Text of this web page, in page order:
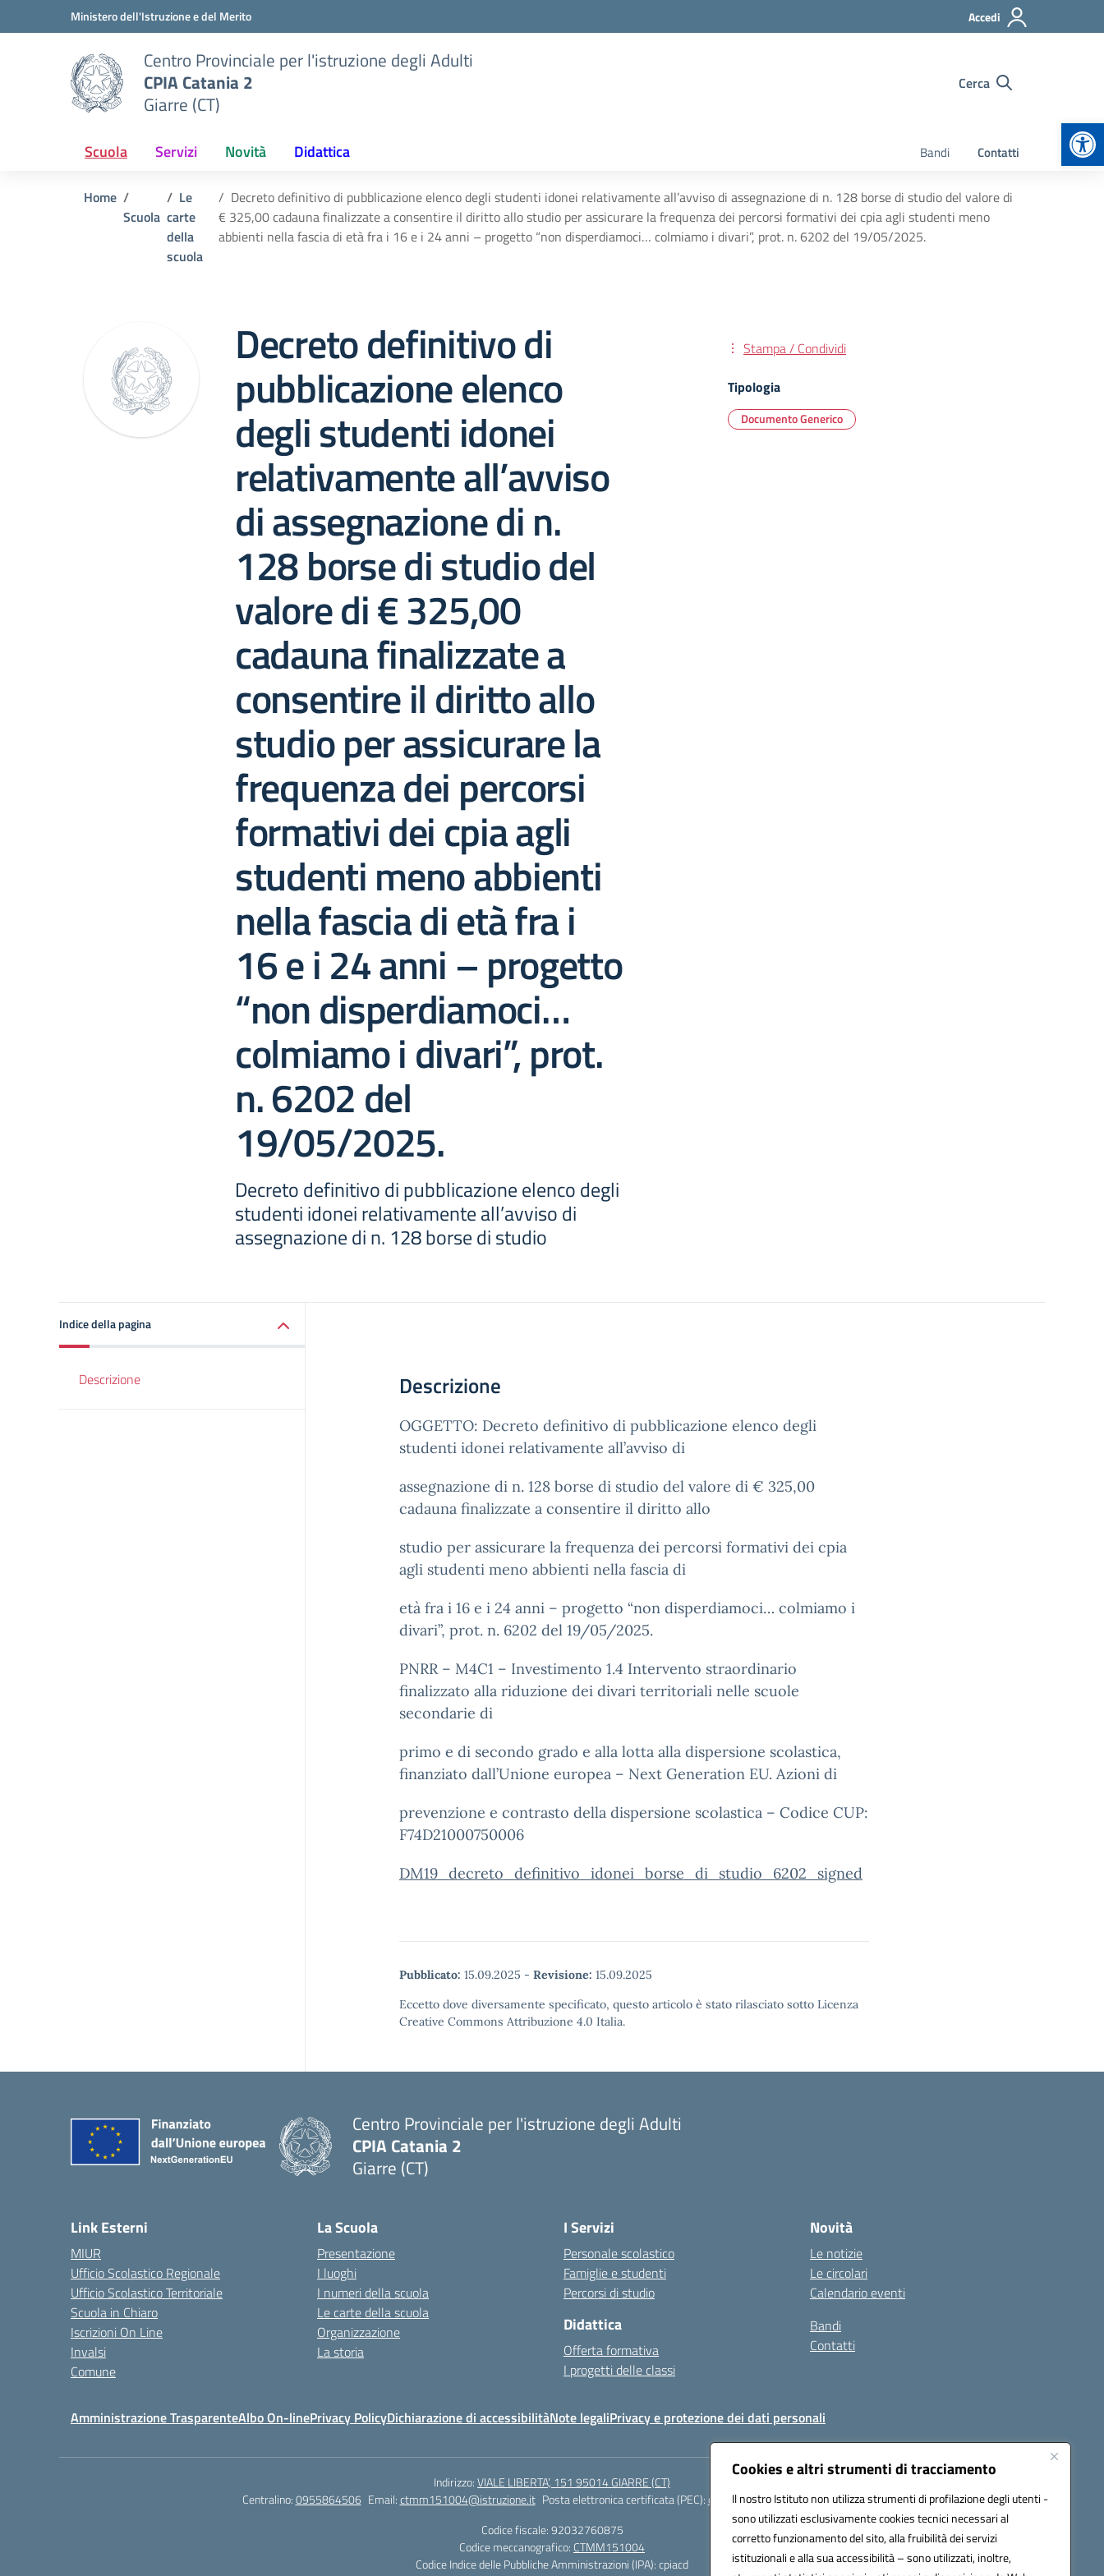
Cookies e altri strumenti di tracciamento
Il nostro Istituto non utilizza strumenti di profilazione degli utenti -
sono utilizzati esclusivamente cookies tecnici necessari al
corretto funzionamento del sito, alla fruibilità dei servizi
istituzionali e alla sua accessibilità – sono utilizzati, inoltre,
Vai ai contenuti
Vai al menu di navigazioneMinistero dell'Istruzione e del Merito Accedi
Centro Provinciale per l'istruzione degli Adulti
CPIA Catania 2
Giarre (CT)
Cerca
Scuola Servizi Novità Didattica Bandi Contatti
Home
Scuola
Le
carte
della
scuola
Decreto definitivo di pubblicazione elenco degli studenti idonei relativamente all’avviso di assegnazione di n. 128 borse di studio del valore di
€ 325,00 cadauna finalizzate a consentire il diritto allo studio per assicurare la frequenza dei percorsi formativi dei cpia agli studenti meno
abbienti nella fascia di età fra i 16 e i 24 anni – progetto “non disperdiamoci… colmiamo i divari”, prot. n. 6202 del 19/05/2025.
Decreto definitivo di
pubblicazione elenco
degli studenti idonei
relativamente all’avviso
di assegnazione di n.
128 borse di studio del
valore di € 325,00
cadauna finalizzate a
consentire il diritto allo
studio per assicurare la
frequenza dei percorsi
formativi dei cpia agli
studenti meno abbienti
nella fascia di età fra i
16 e i 24 anni – progetto
“non disperdiamoci…
colmiamo i divari”, prot.
n. 6202 del
19/05/2025.
Decreto definitivo di pubblicazione elenco degli
studenti idonei relativamente all’avviso di
assegnazione di n. 128 borse di studio
Stampa / Condividi
Tipologia
Documento Generico
Indice della pagina
Descrizione Descrizione
OGGETTO: Decreto definitivo di pubblicazione elenco degli
studenti idonei relativamente all’avviso di
assegnazione di n. 128 borse di studio del valore di € 325,00
cadauna finalizzate a consentire il diritto allo
studio per assicurare la frequenza dei percorsi formativi dei cpia
agli studenti meno abbienti nella fascia di
età fra i 16 e i 24 anni – progetto “non disperdiamoci… colmiamo i
divari”, prot. n. 6202 del 19/05/2025.
PNRR – M4C1 – Investimento 1.4 Intervento straordinario
finalizzato alla riduzione dei divari territoriali nelle scuole
secondarie di
primo e di secondo grado e alla lotta alla dispersione scolastica,
finanziato dall’Unione europea – Next Generation EU. Azioni di
prevenzione e contrasto della dispersione scolastica – Codice CUP:
F74D21000750006
DM19_decreto_definitivo_idonei_borse_di_studio_6202_signed
Pubblicato: 15.09.2025 - Revisione: 15.09.2025
Eccetto dove diversamente specificato, questo articolo è stato rilasciato sotto Licenza
Creative Commons Attribuzione 4.0 Italia.
Centro Provinciale per l'istruzione degli Adulti
CPIA Catania 2
Giarre (CT)
Link Esterni
MIUR
Ufficio Scolastico Regionale
Ufficio Scolastico Territoriale
Scuola in Chiaro
Iscrizioni On Line
Invalsi
Comune
La Scuola
Presentazione
I luoghi
I numeri della scuola
Le carte della scuola
Organizzazione
La storia
I Servizi
Personale scolastico
Famiglie e studenti
Percorsi di studio
Didattica
Offerta formativa
I progetti delle classi
Novità
Le notizie
Le circolari
Calendario eventi
Bandi
Contatti
Amministrazione TrasparenteAlbo On-linePrivacy PolicyDichiarazione di accessibilitàNote legaliPrivacy e protezione dei dati personali
Indirizzo:VIALE LIBERTA’, 151 95014 GIARRE (CT)
Centralino:0955864506 Email:ctmm151004@istruzione.it Posta elettronica certificata (PEC):ctmm151004@pec.istruzione.it
Codice fiscale: 92032760875
Codice meccanografico: CTMM151004
Codice Indice delle Pubbliche Amministrazioni (IPA): cpiacd